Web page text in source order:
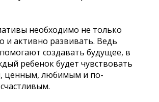
необходимо не только
и активно развивать. Ведь
создавать будущее, в
ребенок будет чувствовать
ценным, любимым и по-